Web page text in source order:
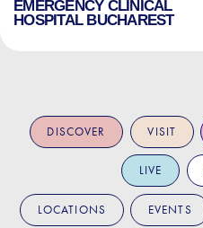
EMERGENCY CLINICAL
HOSPITAL BUCHAREST
DISCOVER VISIT
LIVE
LOCATIONS EVENTS